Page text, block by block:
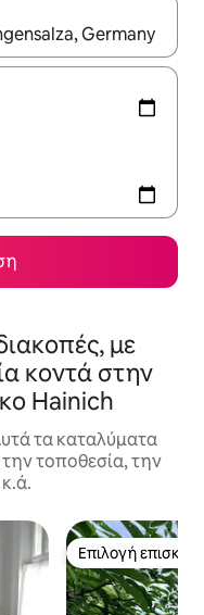
μπορείτε να
με
κοντά στην
Hainich
τα καταλύματα
τοποθεσία, την
Επιλογή
Επιλογή